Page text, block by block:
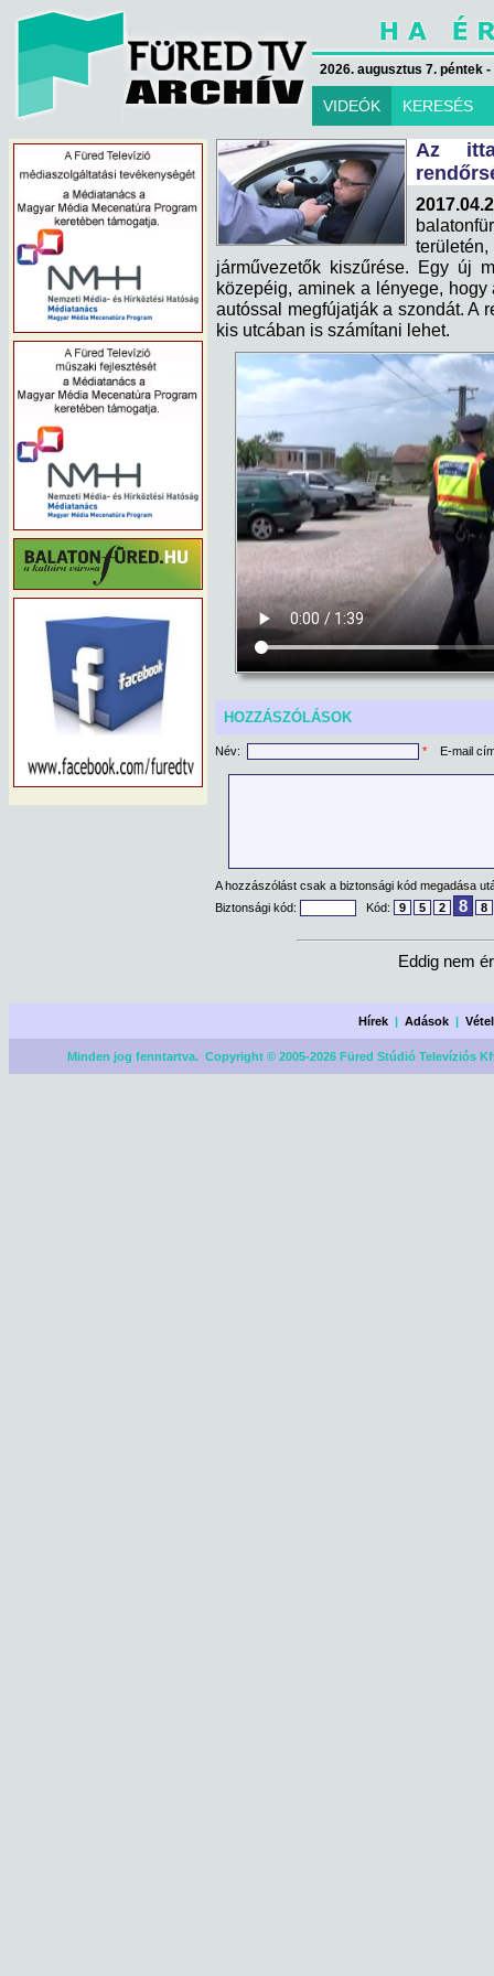
2026. augusztus 7. péntek
VIDEÓK KERESÉS
Az
járművezetők kiszűrése. Egy új
közepéig, aminek a lényege,
autóssal megfújatják a szondát. A
kis utcában is számítani lehet.
HOZZÁSZÓLÁSOK
Név: * E-mail
A hozzászólást csak a biztonsági kód megadása
Biztonsági kód:
Kód: 9 5 2 8 8
Eddig nem
Hírek |Adások |
Minden jog fenntartva. Copyright © 2005-2026 Füred Stúdió Televíziós